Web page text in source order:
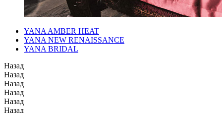
YANA AMBER HEAT
YANA NEW RENAISSANCE
YANA BRIDAL
Назад
Назад
Назад
Назад
Назад
Назад